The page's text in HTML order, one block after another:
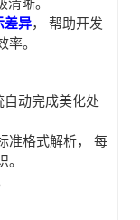
差异， 帮助开发
。
动完成美化处
准格式解析， 每